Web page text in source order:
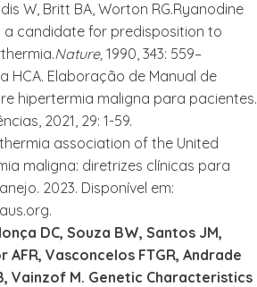
W, Britt BA, Worton RG.Ryanodine
a candidate for predisposition to
Nature, 1990, 343: 559–
HCA. Elaboração de Manual de
hipertermia maligna para pacientes.
2021, 29: 1-59.
association of the United
maligna: diretrizes clínicas para
2023. Disponível em:
DC, Souza BW, Santos JM,
AFR, Vasconcelos FTGR, Andrade
, Vainzof M. Genetic Characteristics